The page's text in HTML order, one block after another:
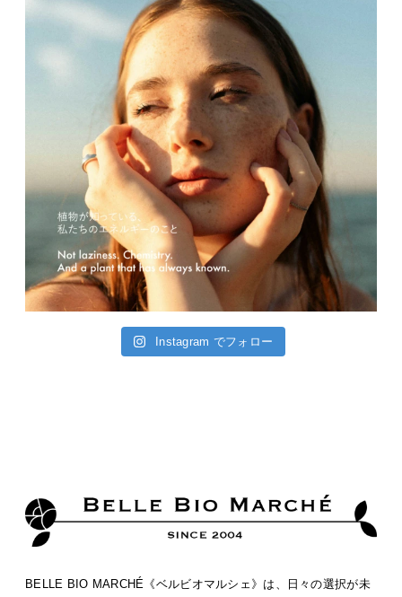
Instagram でフォロー
BELLE BIO MARCHÉ《ベルビオマルシェ》は、日々の選択が未